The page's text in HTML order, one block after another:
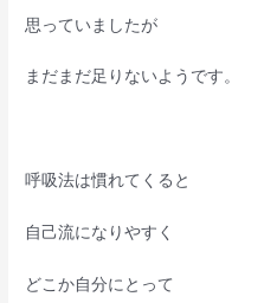
思っていましたが
まだまだ足りないようです。
呼吸法は慣れてくると
自己流になりやすく
どこか自分にとって